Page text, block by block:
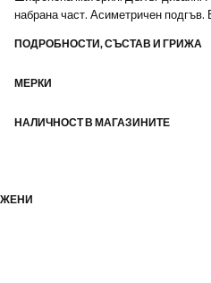
набрана част. Асиметричен
ПОДРОБНОСТИ, СЪСТАВ И ГРИЖА
МЕРКИ
НАЛИЧНОСТ В МАГАЗИНИТЕ
ЖЕНИ